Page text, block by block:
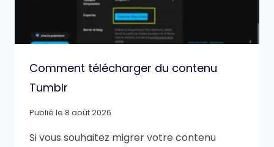
Comment télécharger du contenu
Tumblr
Publié le 8 août 2026
Si vous souhaitez migrer votre contenu